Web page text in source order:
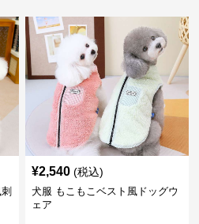
¥2,540 (税込)
犬服 もこもこベスト風ドッグウ
ェア